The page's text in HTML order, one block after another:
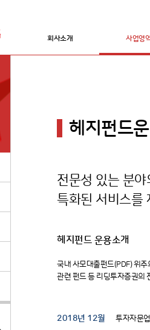
회사소개 사업영
헤지펀드
전문성 있는 분야
특화된 서비스를
헤지펀드 운용소개
국내 사모대출펀드(PDF) 위
관련 펀드 등 리딩투자증권의
2018년 12월 투자자문